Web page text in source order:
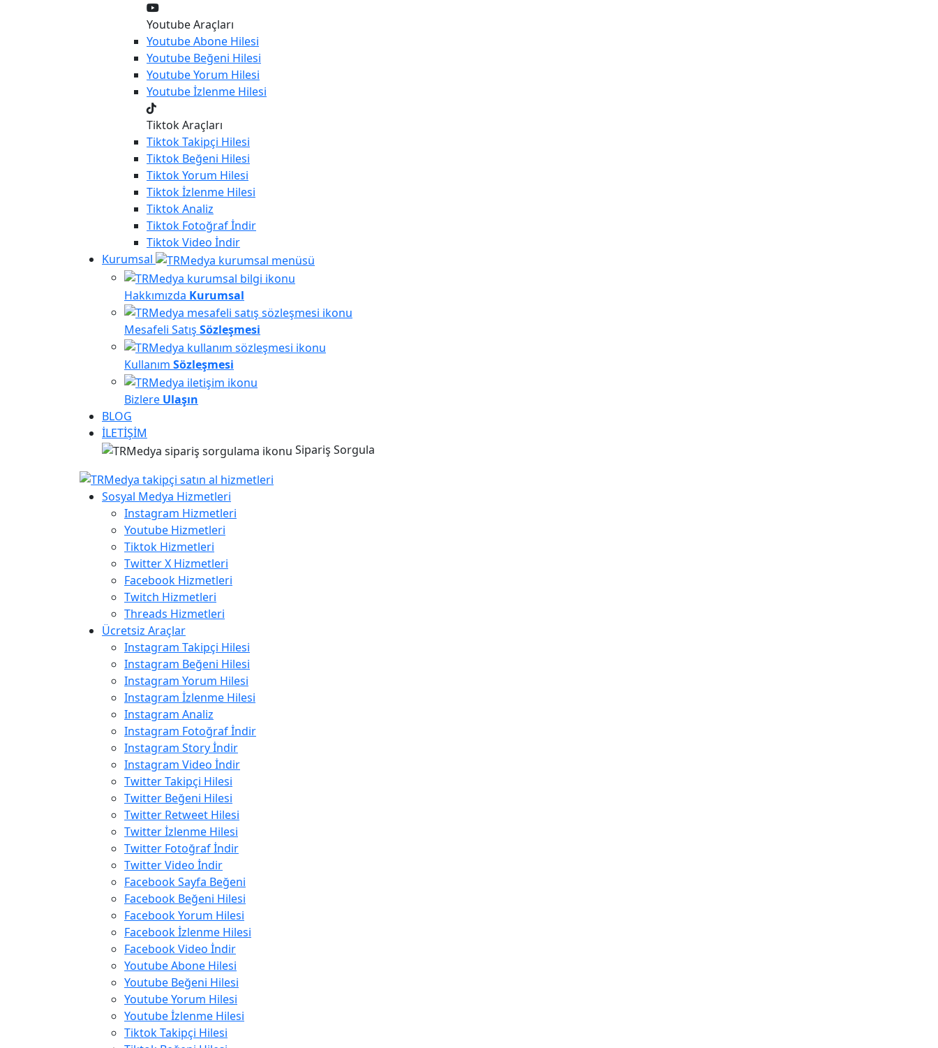
Youtube Araçları
YoutubeAbone Hilesi
Youtube Beğeni Hilesi
YoutubeYorum Hilesi
Youtubeİzlenme Hilesi
Tiktok Araçları
TiktokTakipçi Hilesi
Tiktok Beğeni Hilesi
TiktokYorum Hilesi
Tiktokİzlenme Hilesi
TiktokAnaliz
Tiktok Fotoğraf İndir
TiktokVideo İndir
Kurumsal
Hakkımızda Kurumsal
Mesafeli Satış Sözleşmesi
Kullanım Sözleşmesi
Bizlere Ulaşın
BLOG
İLETİŞİM
Sipariş Sorgula
Sosyal Medya Hizmetleri
Instagram Hizmetleri
Youtube Hizmetleri
Tiktok Hizmetleri
Twitter X Hizmetleri
Facebook Hizmetleri
Twitch Hizmetleri
Threads Hizmetleri
Ücretsiz Araçlar
Instagram Takipçi Hilesi
Instagram Beğeni Hilesi
Instagram Yorum Hilesi
Instagram İzlenme Hilesi
Instagram Analiz
Instagram Fotoğraf İndir
Instagram Story İndir
Instagram Video İndir
Twitter Takipçi Hilesi
Twitter Beğeni Hilesi
Twitter Retweet Hilesi
Twitter İzlenme Hilesi
Twitter Fotoğraf İndir
Twitter Video İndir
Facebook Sayfa Beğeni
Facebook Beğeni Hilesi
Facebook Yorum Hilesi
Facebook İzlenme Hilesi
Facebook Video İndir
Youtube Abone Hilesi
Youtube Beğeni Hilesi
Youtube Yorum Hilesi
Youtube İzlenme Hilesi
Tiktok Takipçi Hilesi